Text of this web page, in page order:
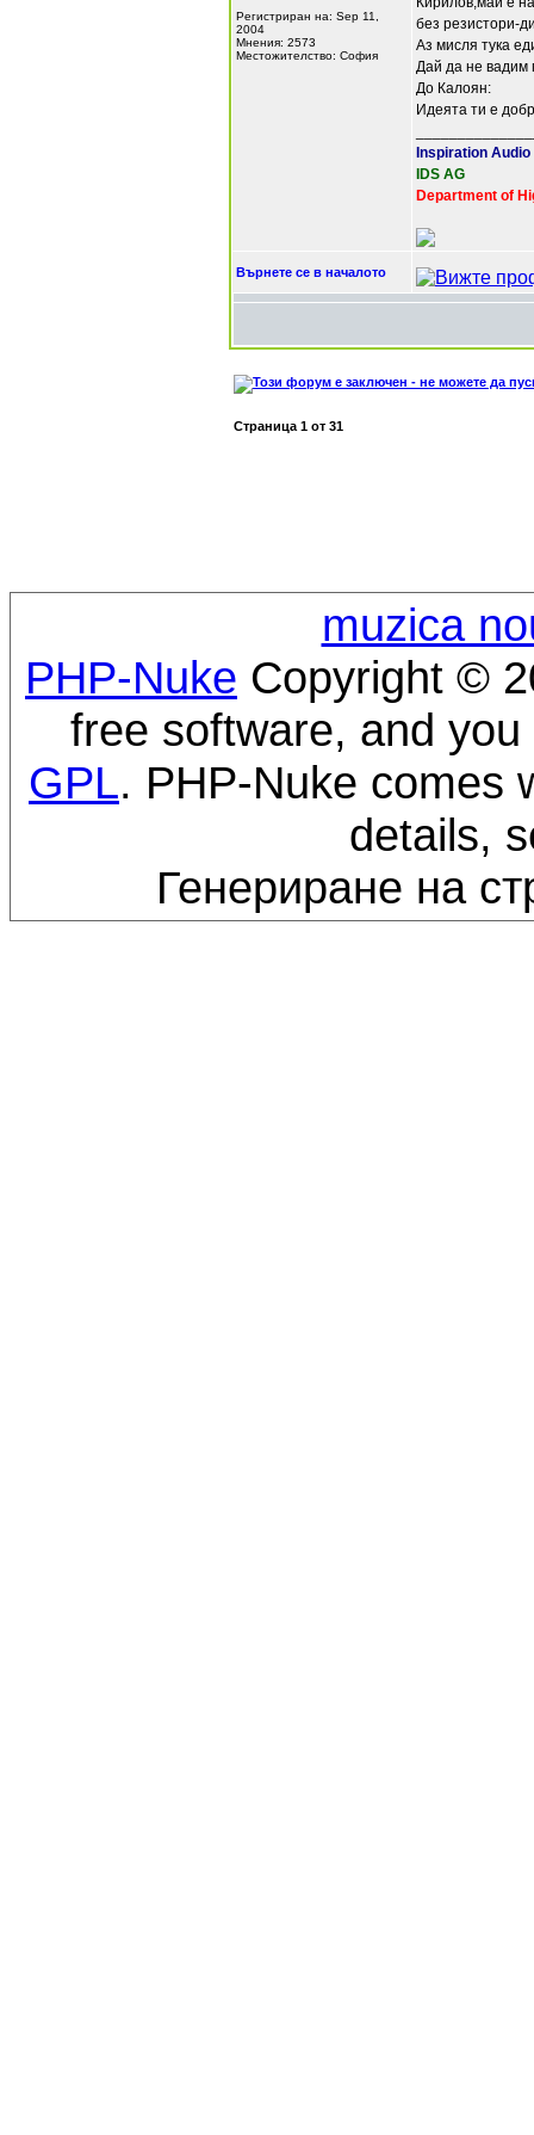
Регистриран на: Sep 11,
2004
Мнения: 2573
Местожителство: София
без резистори-
Аз мисля тука
Дай да не вадим
До Калоян:
Идеята ти е
Inspiration Audio
IDS AG
Department of
Върнете се в началото
Страница 1 от 31
muzica
PHP-Nuke Copyright ©
free software, and
GPL. PHP-Nuke comes
details,
Генериране на